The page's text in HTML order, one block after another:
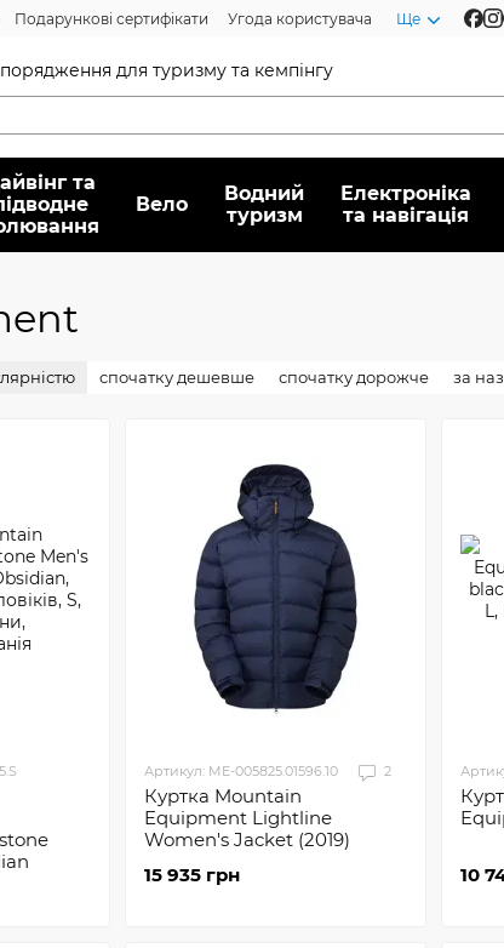
Подарункові сертифікати Угода користувача Ще
для туризму та кемпінгу
та
Вело
Водний
туризм
Електроніка
та навігація
спочатку дешевше спочатку дорожче за
Артикул: ME-005825.01596.10 2
Куртка Mountain
Equipment Lightline
Women's Jacket (2019)
15 935 грн
10